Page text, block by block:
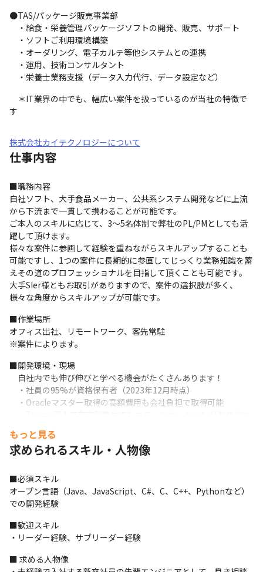
●TAS/パッケージ販売事業部
・給食・栄養管理パッケージソフトの開発、販売、サポート
・ソフトご利用環境構築
・オーダリング、電子カルテ等他システムとの連携
・運用、技術コンサルタント
・栄養士業務支援（データ入力代行、データ設定など）
＊IT業界の中でも、幅広い案件を扱っているのが当社の特徴で
す
株式会社カイテクノロジーについて
仕事内容
■職務内容
自社ソフト、大手食品メーカー、公共系システム開発などに上流
から下流まで一貫して携わることが可能です。
ご本人のスキルに応じて、3～5名体制で弊社のPL/PMとしても活
躍して頂けます。
様々な案件に参画して経験を重ねながらスキルアップすることも
可能ですし、1つの案件に長期的に参画してじっくり業務知識を蓄
えその道のプロフェッショナルを目指して頂くことも可能です。
大手SIer様ともお取引がありますので、案件の選択肢が多く、
様々な角度からスキルアップが可能です。
■作業場所
オフィス出社、リモートワーク、客先常駐
※案件によります。
■開発環境・現場
自社内でも伸び伸びと学べる機会がたくさんあります！
・社員の95%が資格保有者（2023年12月時点）
・Oracleマスター取得の高額費用も会社負担で取得可能
もっと見る
求められるスキル・人物像
■必須スキル
オープン言語（Java、JavaScript、C#、C、C++、Pythonなど）
での開発経験
■歓迎スキル
・リーダー経験、サブリーダー経験
■ 求める人物像